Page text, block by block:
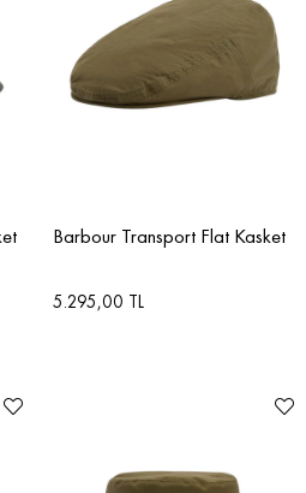
Barbour Transport Flat Kasket
5.295,00 TL